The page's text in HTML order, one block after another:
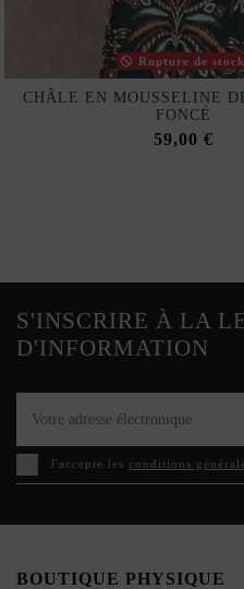
Rupture de stock
CHÂLE EN MOUSSELINE
FONCÉ
59,00 €
S'INSCRIRE À LA
D'INFORMATION
J'accepte les conditions
BOUTIQUE PHYSIQUE